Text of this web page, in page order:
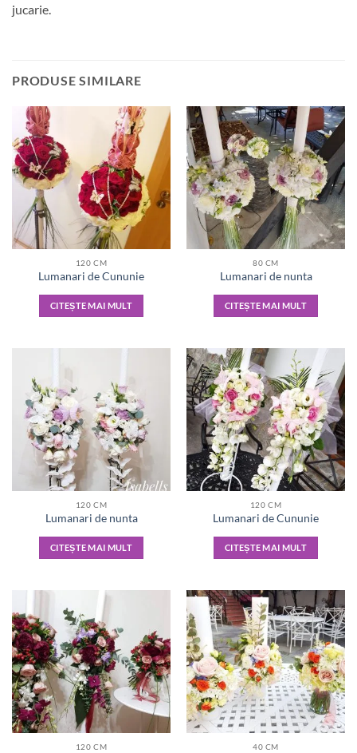
jucarie.
PRODUSE SIMILARE
120 CM
Lumanari de Cununie
CITEȘTE MAI MULT
80 CM
Lumanari de nunta
CITEȘTE MAI MULT
120 CM
Lumanari de nunta
CITEȘTE MAI MULT
120 CM
Lumanari de Cununie
CITEȘTE MAI MULT
120 CM 40 CM